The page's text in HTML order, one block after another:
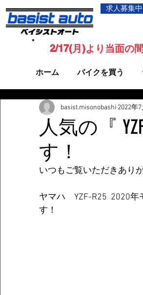
求人募集
ホーム バイクを買う
2/17(月)より当面の
人気の『
す！
basist.misonobashi 2022年
いつもご覧いただきあり
ヤマハ　YZF-R25  2020
す！